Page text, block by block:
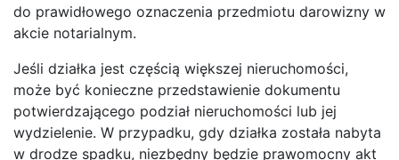
do prawidłowego oznaczenia przedmiotu darowizny w
akcie notarialnym.
Jeśli działka jest częścią większej nieruchomości,
może być konieczne przedstawienie dokumentu
potwierdzającego podział nieruchomości lub jej
wydzielenie. W przypadku, gdy działka została nabyta
w drodze spadku, niezbędny będzie prawomocny akt